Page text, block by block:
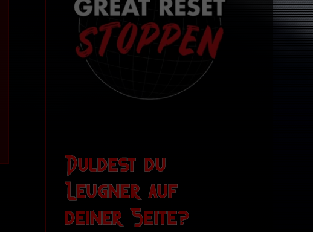
Duldest du
Leugner auf
deiner Seite?